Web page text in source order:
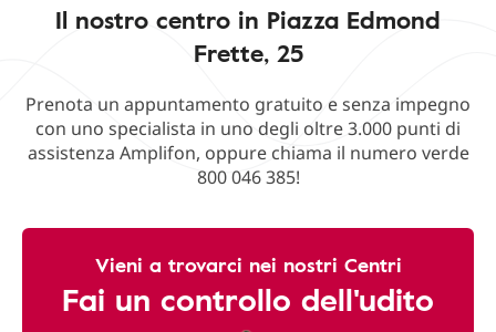
Il nostro centro in Piazza Edmond
Frette, 25
Prenota un appuntamento gratuito e senza impegno
con uno specialista in uno degli oltre 3.000 punti di
assistenza Amplifon, oppure chiama il numero verde
800 046 385!
Vieni a trovarci nei nostri Centri
Fai un controllo dell'udito